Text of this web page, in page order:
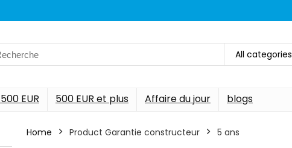
All categories
EUR 500 EUR et plus Affaire du jour blogs
Home Product Garantie constructeur ‎5 ans